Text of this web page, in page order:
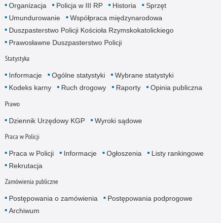
Organizacja
Policja w III RP Historia
Sprzęt
Umundurowanie
Współpraca międzynarodowa
Duszpasterstwo Policji Kościoła Rzymskokatolickiego
Prawosławne Duszpasterstwo Policji
Statystyka
Informacje Ogólne statystyki
Wybrane statystyki
Kodeks karny
Ruch drogowy Raporty Opinia publiczna
Prawo
Dziennik Urzędowy KGP Wyroki sądowe
Praca w Policji
Praca w Policji Informacje Ogłoszenia
Listy rankingowe
Rekrutacja
Zamówienia publiczne
Postępowania o zamówienia
Postępowania podprogowe
Archiwum